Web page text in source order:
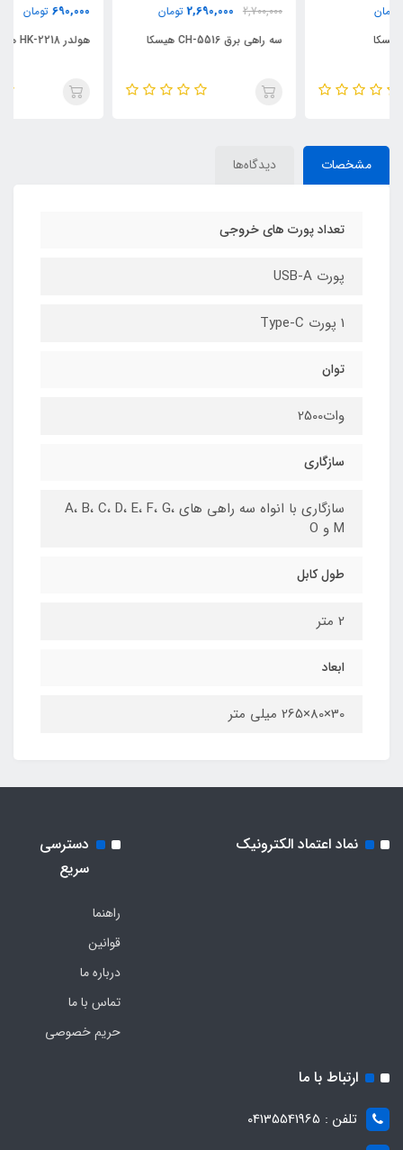
2,690,000 تومان
690,000
هولدر HK-2218 هیسکا
مشخصات دیدگاه‌ها
تعداد پورت های خروجی
پورت USB-A
1 پورت Type-C
توان
وات2500
سازگاری
سازگاری با انواه سه راهی های A، B، C، D، E، F، G،
M و O
طول کابل
2 متر
ابعاد
30×80×265 میلی متر
نماد اعتماد الکترونیک
دسترسی
سریع
راهنما
قوانین
درباره ما
تماس با ما
حریم خصوصی
ارتباط با ما
تلفن : 04135541965